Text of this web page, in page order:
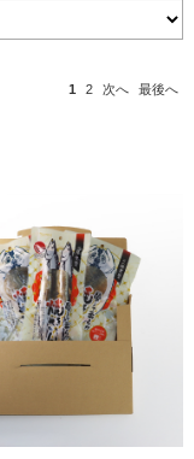
1 2 次へ 最後へ